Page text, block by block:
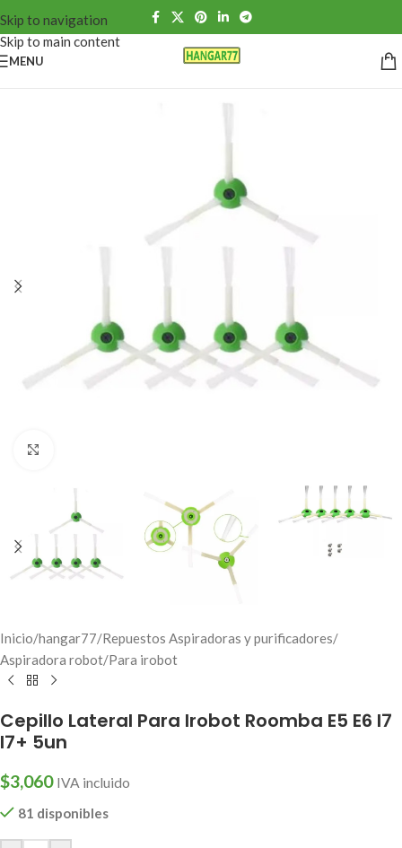
Skip to navigation
Skip to main content
MENU
Inicio/hangar77/Repuestos Aspiradoras y purificadores/
Aspiradora robot/Para irobot
Cepillo Lateral Para Irobot Roomba E5 E6 I7
I7+ 5un
$3,060 IVA incluido
81 disponibles